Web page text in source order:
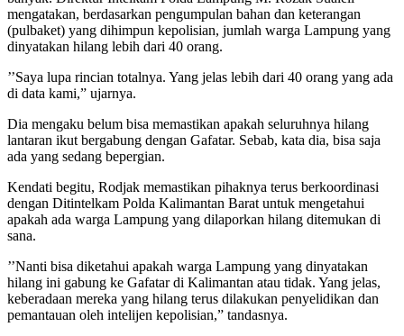
mengatakan, berdasarkan pengumpulan bahan dan keterangan
(pulbaket) yang dihimpun kepolisian, jumlah warga Lampung yang
dinyatakan hilang lebih dari 40 orang.
’’Saya lupa rincian totalnya. Yang jelas lebih dari 40 orang yang ada
di data kami,” ujarnya.
Dia mengaku belum bisa memastikan apakah seluruhnya hilang
lantaran ikut bergabung dengan Gafatar. Sebab, kata dia, bisa saja
ada yang sedang bepergian.
Kendati begitu, Rodjak memastikan pihaknya terus berkoordinasi
dengan Ditintelkam Polda Kalimantan Barat untuk mengetahui
apakah ada warga Lampung yang dilaporkan hilang ditemukan di
sana.
’’Nanti bisa diketahui apakah warga Lampung yang dinyatakan
hilang ini gabung ke Gafatar di Kalimantan atau tidak. Yang jelas,
keberadaan mereka yang hilang terus dilakukan penyelidikan dan
pemantauan oleh intelijen kepolisian,” tandasnya.